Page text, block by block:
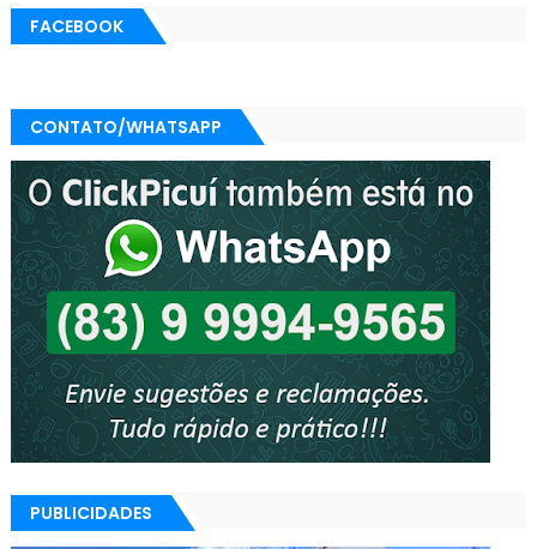
FACEBOOK
CONTATO/WHATSAPP
PUBLICIDADES